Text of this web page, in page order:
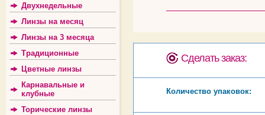
Двухнедельные
Линзы на месяц
Линзы на 3 месяца
Традиционные
Цветные линзы
Карнавальные и
клубные
Торические линзы
Сделать заказ:
Количество упаковок: